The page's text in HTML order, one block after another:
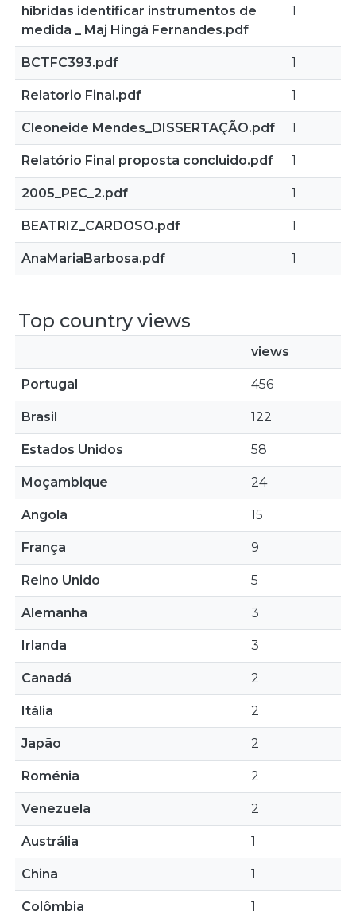
híbridas identificar instrumentos de
medida _ Maj Hingá Fernandes.pdf
1
BCTFC393.pdf 1
Relatorio Final.pdf 1
Cleoneide Mendes_DISSERTAÇÃO.pdf 1
Relatório Final proposta concluido.pdf 1
2005_PEC_2.pdf 1
BEATRIZ_CARDOSO.pdf 1
AnaMariaBarbosa.pdf 1
Top country views
views
Portugal 456
Brasil 122
Estados Unidos 58
Moçambique 24
Angola 15
França 9
Reino Unido 5
Alemanha 3
Irlanda 3
Canadá 2
Itália 2
Japão 2
Roménia 2
Venezuela 2
Austrália 1
China 1
Colômbia 1